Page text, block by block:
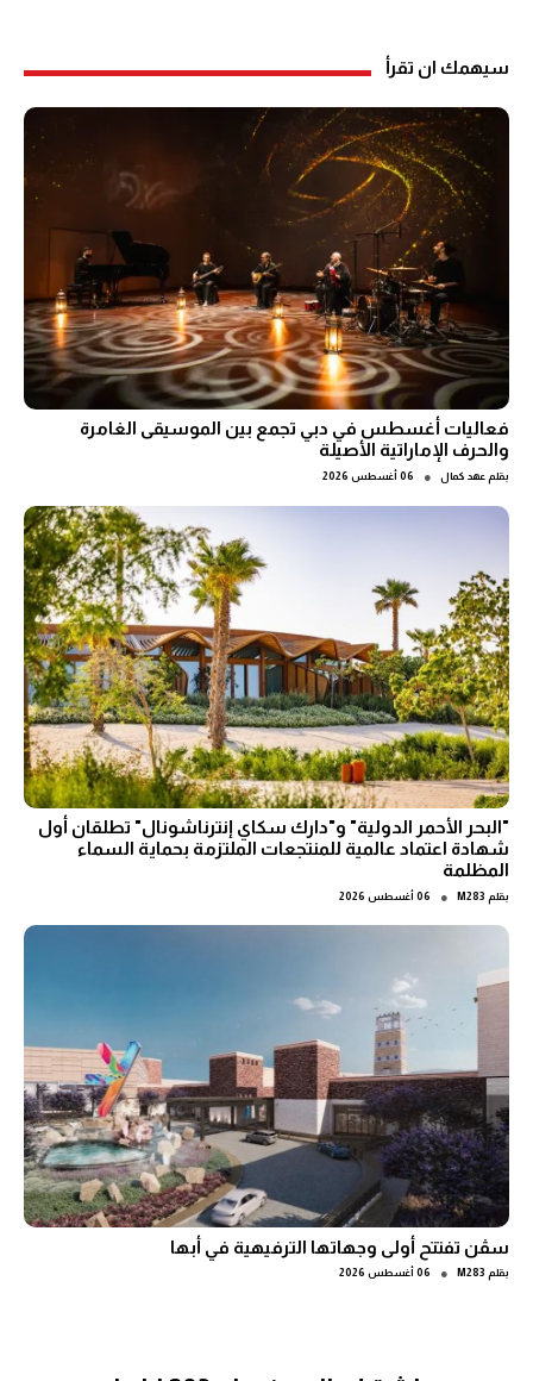
سيهمك ان تقرأ
فعاليات أغسطس في دبي تجمع بين الموسيقى الغامرة
والحرف الإماراتية الأصيلة
بقلم عهد كمال ● 06 أغسطس 2026
"البحر الأحمر الدولية" و"دارك سكاي إنترناشونال" تطلقان أول
شهادة اعتماد عالمية للمنتجعات الملتزمة بحماية السماء
المظلمة
بقلم M283
● 06 أغسطس 2026
سڤن تفتتح أولى وجهاتها الترفيهية في أبها
بقلم M283
● 06 أغسطس 2026